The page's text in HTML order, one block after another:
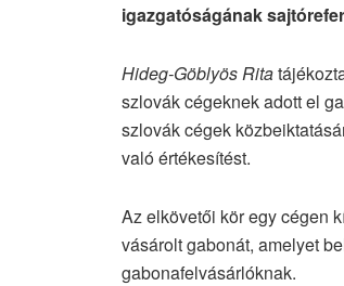
igazgatóságának
Hideg-Göblyös Rita
szlovák cégeknek adott el
szlovák cégek
való értékesítést.
Az elkövetői kör egy cégen
vásárolt gabonát, amelyet
gabonafelvásárlóknak.